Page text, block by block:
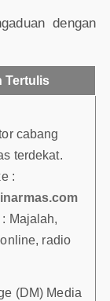
dengan
Tertulis
cabang
terdekat.
:
Majalah,
radio
(DM) Media